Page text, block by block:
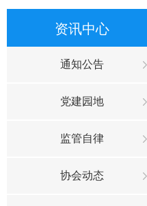
资讯中心
通知公告
党建园地
监管自律
协会动态